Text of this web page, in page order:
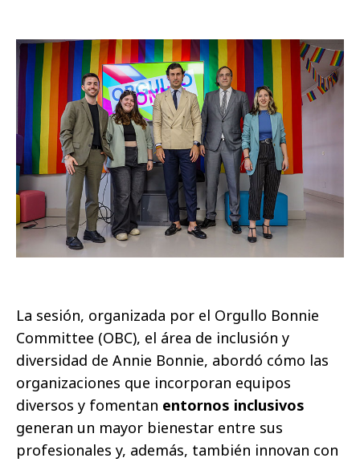
La sesión, organizada por el Orgullo Bonnie
Committee (OBC), el área de inclusión y
diversidad de Annie Bonnie, abordó cómo las
organizaciones que incorporan equipos
diversos y fomentan entornos inclusivos
generan un mayor bienestar entre sus
profesionales y, además, también innovan con